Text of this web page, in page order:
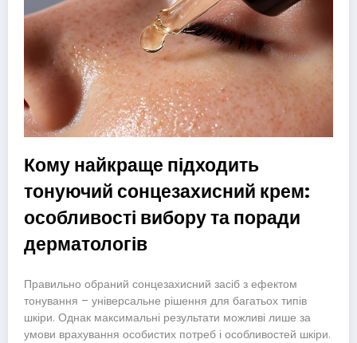
Кому найкраще підходить
тонуючий сонцезахисний крем:
особливості вибору та поради
дерматологів
Правильно обраний сонцезахисний засіб з ефектом
тонування – універсальне рішення для багатьох типів
шкіри. Однак максимальні результати можливі лише за
умови врахування особистих потреб і особливостей шкіри.